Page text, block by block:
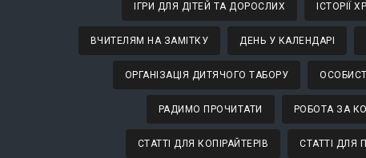
ІГРИ ДЛЯ ДІТЕЙ ТА ДОРОСЛИХ ІСТОРІЇ
ВЧИТЕЛЯМ НА ЗАМІТКУ ДЕНЬ У КАЛЕНДАРІ
ОРГАНІЗАЦІЯ ДИТЯЧОГО ТАБОРУ
РАДИМО ПРОЧИТАТИ РОБОТА ЗА
СТАТТІ ДЛЯ КОПІРАЙТЕРІВ СТАТТІ ДЛЯ